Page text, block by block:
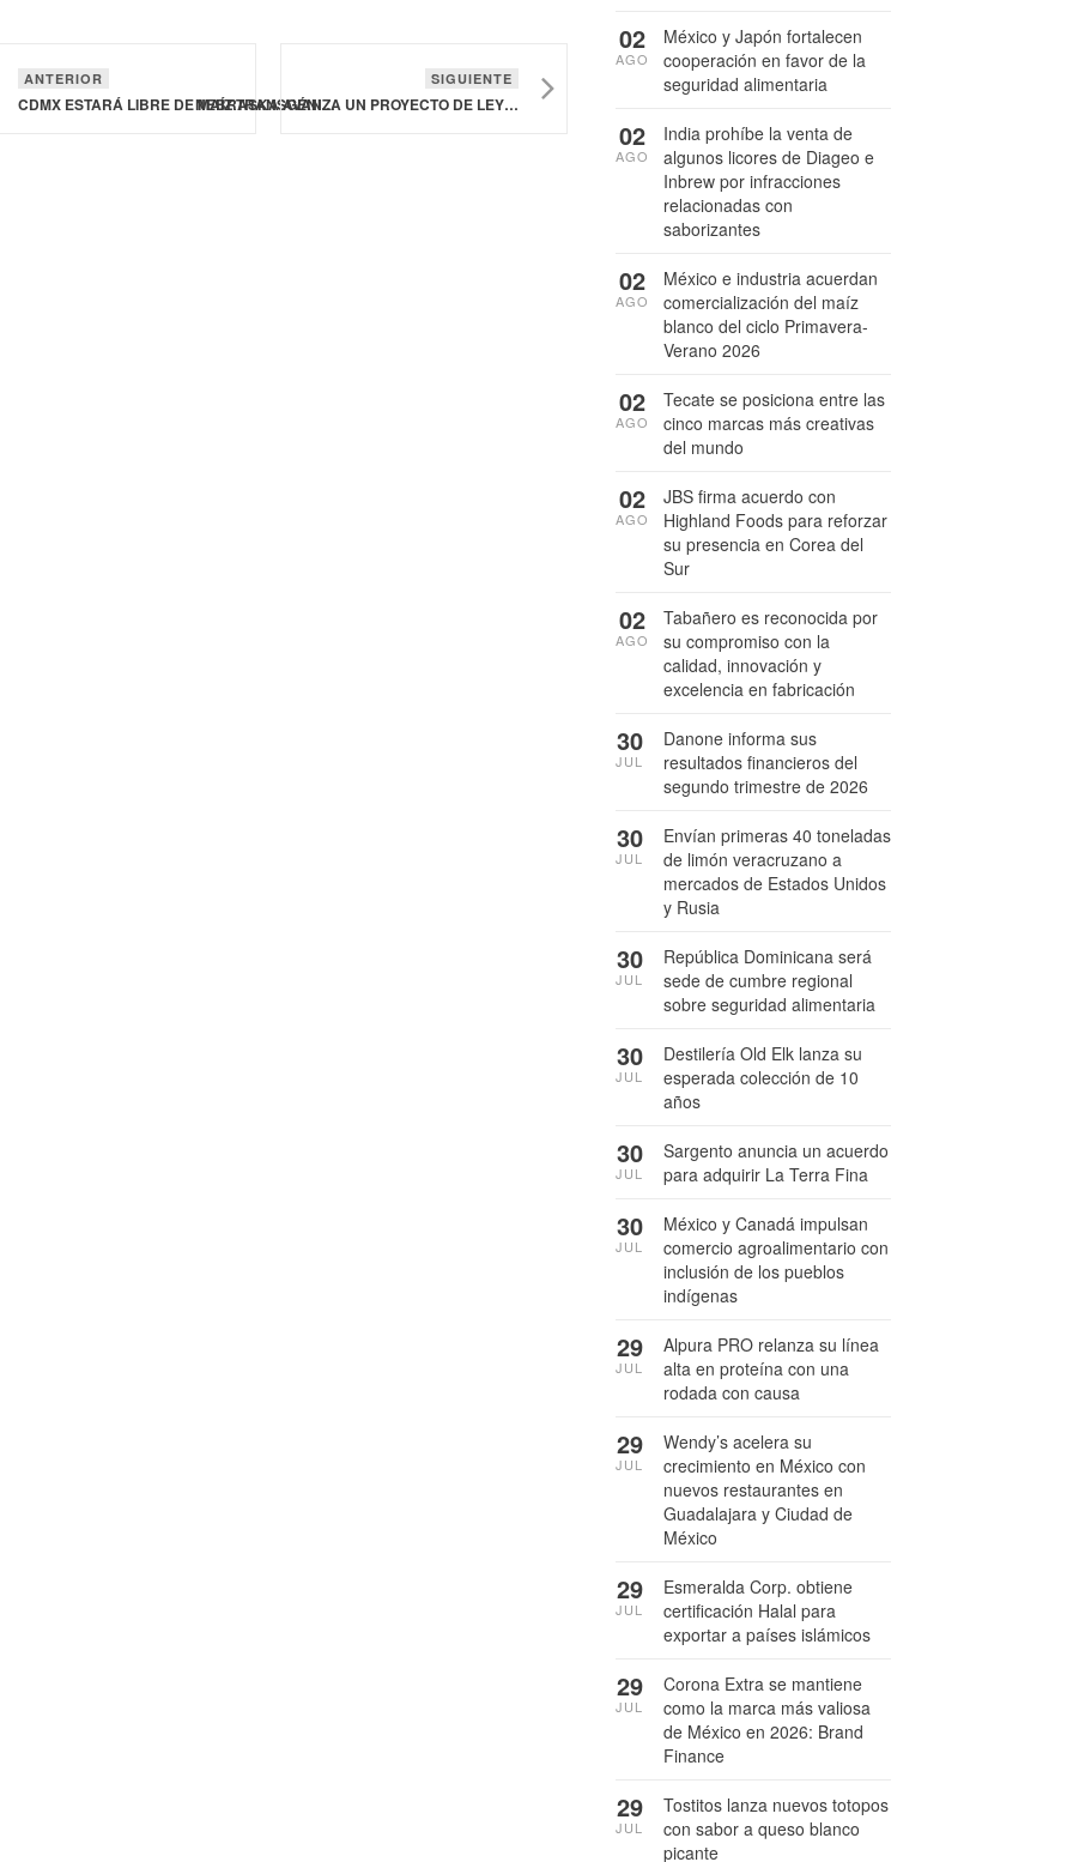
ANTERIOR
CDMX ESTARÁ LIBRE DE MAÍZ TRANSGÉNICO
SIGUIENTE
NEBRASKA AVANZA UN PROYECTO DE LEY PARA PROHIBIR LAS PROTEÍNAS OBTENIDAS EN LABORATORIO
México y Japón fortalecen
cooperación en favor de la
seguridad alimentaria
02
AGO
India prohíbe la venta de
algunos licores de Diageo e
Inbrew por infracciones
relacionadas con
saborizantes
02
AGO
México e industria acuerdan
comercialización del maíz
blanco del ciclo Primavera-
Verano 2026
02
AGO
Tecate se posiciona entre las
cinco marcas más creativas
del mundo
02
AGO
JBS firma acuerdo con
Highland Foods para reforzar
su presencia en Corea del
Sur
02
AGO
Tabañero es reconocida por
su compromiso con la
calidad, innovación y
excelencia en fabricación
02
AGO
Danone informa sus
resultados financieros del
segundo trimestre de 2026
30
JUL
Envían primeras 40 toneladas
de limón veracruzano a
mercados de Estados Unidos
y Rusia
30
JUL
República Dominicana será
sede de cumbre regional
sobre seguridad alimentaria
30
JUL
Destilería Old Elk lanza su
esperada colección de 10
años
30
JUL
Sargento anuncia un acuerdo
para adquirir La Terra Fina
30
JUL
México y Canadá impulsan
comercio agroalimentario con
inclusión de los pueblos
indígenas
30
JUL
Alpura PRO relanza su línea
alta en proteína con una
rodada con causa
29
JUL
Wendy’s acelera su
crecimiento en México con
nuevos restaurantes en
Guadalajara y Ciudad de
México
29
JUL
Esmeralda Corp. obtiene
certificación Halal para
exportar a países islámicos
29
JUL
Corona Extra se mantiene
como la marca más valiosa
de México en 2026: Brand
Finance
29
JUL
Tostitos lanza nuevos totopos
con sabor a queso blanco
picante
29
JUL